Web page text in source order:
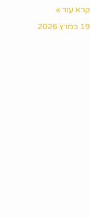
קרא עוד »
19 במרץ 2026